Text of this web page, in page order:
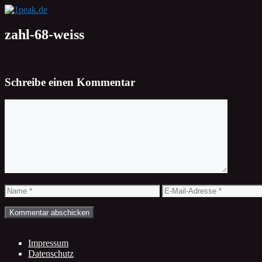
Zum
springen
zahl-68-weiss
Schreibe einen Kommentar
Name
E-
Mail-
Impressum
Datenschutz